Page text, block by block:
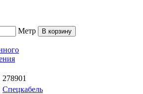
Метр
В корзину
278901
Спецкабель